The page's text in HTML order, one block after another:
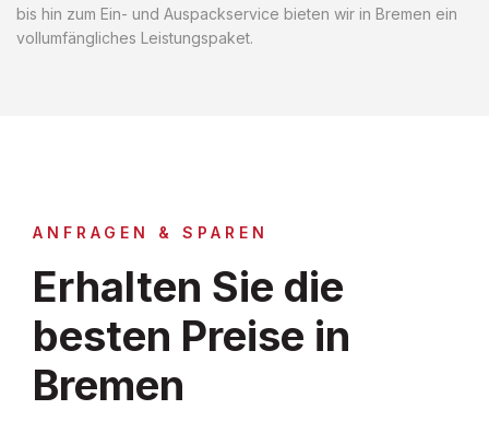
bis hin zum Ein- und Auspackservice bieten wir in Bremen ein
vollumfängliches Leistungspaket.
ANFRAGEN & SPAREN
Erhalten Sie die
besten Preise in
Bremen